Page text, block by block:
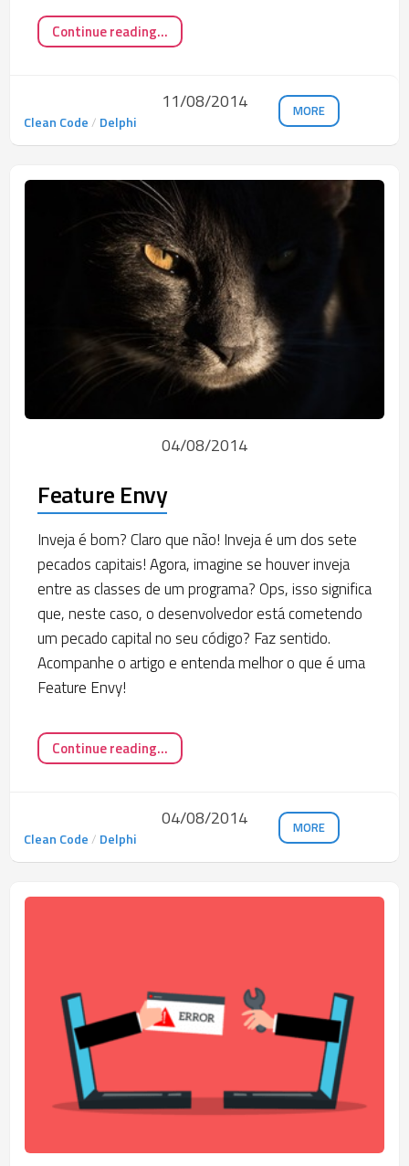
Continue reading...
11/08/2014
Clean Code/ Delphi
MORE
04/08/2014
Feature Envy
Inveja é bom? Claro que não! Inveja é um dos sete
pecados capitais! Agora, imagine se houver inveja
entre as classes de um programa? Ops, isso significa
que, neste caso, o desenvolvedor está cometendo
um pecado capital no seu código? Faz sentido.
Acompanhe o artigo e entenda melhor o que é uma
Feature Envy!
Continue reading...
04/08/2014
Clean Code/ Delphi
MORE